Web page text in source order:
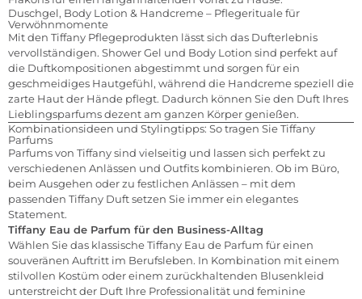
Duschgel, Body Lotion & Handcreme – Pflegerituale für
Verwöhnmomente
Mit den Tiffany Pflegeprodukten lässt sich das Dufterlebnis
vervollständigen. Shower Gel und Body Lotion sind perfekt auf
die Duftkompositionen abgestimmt und sorgen für ein
geschmeidiges Hautgefühl, während die Handcreme speziell die
zarte Haut der Hände pflegt. Dadurch können Sie den Duft Ihres
Lieblingsparfums dezent am ganzen Körper genießen.
Kombinationsideen und Stylingtipps: So tragen Sie Tiffany
Parfums
Parfums von Tiffany sind vielseitig und lassen sich perfekt zu
verschiedenen Anlässen und Outfits kombinieren. Ob im Büro,
beim Ausgehen oder zu festlichen Anlässen – mit dem
passenden Tiffany Duft setzen Sie immer ein elegantes
Statement.
Tiffany Eau de Parfum für den Business-Alltag
Wählen Sie das klassische Tiffany Eau de Parfum für einen
souveränen Auftritt im Berufsleben. In Kombination mit einem
stilvollen Kostüm oder einem zurückhaltenden Blusenkleid
unterstreicht der Duft Ihre Professionalität und feminine